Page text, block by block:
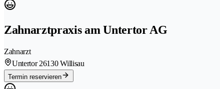
Zahnarztpraxis am Untertor AG
Zahnarzt
Untertor 26130 Willisau
Termin reservieren